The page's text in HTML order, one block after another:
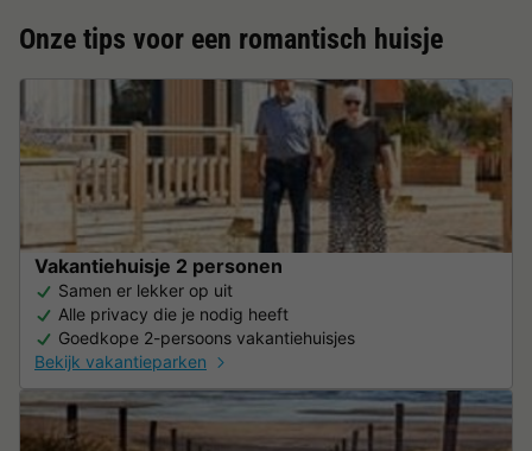
Onze tips voor een romantisch huisje
Vakantiehuisje 2 personen
Samen er lekker op uit
Alle privacy die je nodig heeft
Goedkope 2-persoons vakantiehuisjes
Bekijk vakantieparken